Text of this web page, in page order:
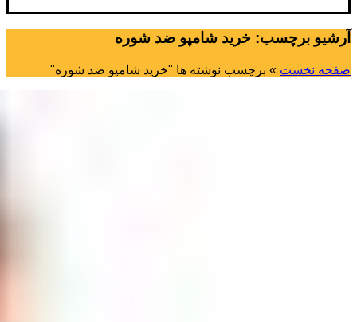
آرشیو برچسب: خرید شامپو ضد شوره
صفحه نخست » برچسب نوشته ها "خرید شامپو ضد شوره"